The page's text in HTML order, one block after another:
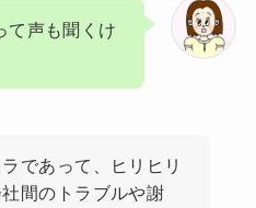
て声も聞くけ
であって、ヒリヒリ
間のトラブルや謝